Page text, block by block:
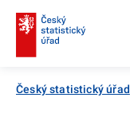
Český statistický úřad